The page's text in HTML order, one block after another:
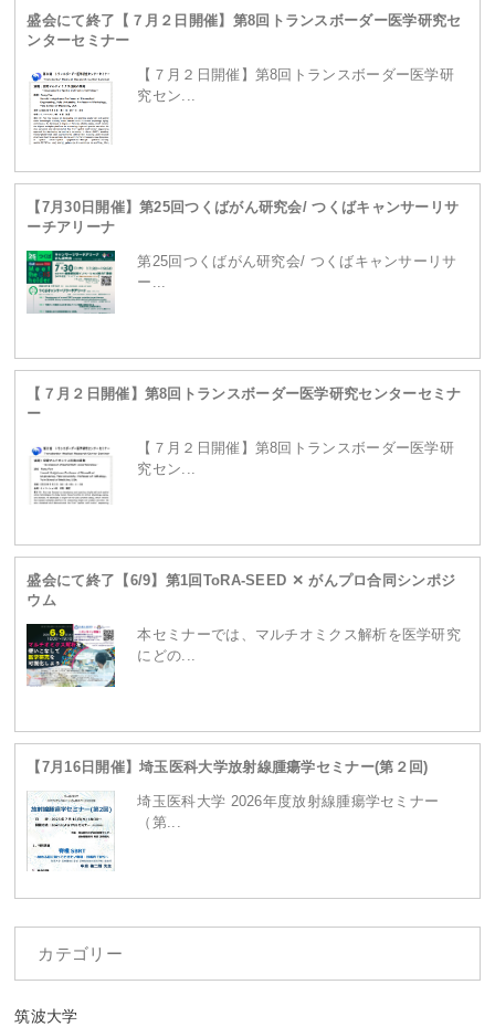
content/themes/site/header.phpon line229
Warning: Attempt to read property "term_id" on
null in/home/ganpro/kanto-
content/themes/site/header.php on line230
盛会にて終了【７月２日開催】第8回トランスボーダー医学研究セ
ンターセミナー
【７月２日開催】第8回トランスボーダー医学研
究セン...
【7月30日開催】第25回つくばがん研究会/ つくばキャンサーリサ
ーチアリーナ
第25回つくばがん研究会/ つくばキャンサーリサ
ー...
【７月２日開催】第8回トランスボーダー医学研究センターセミナ
ー
【７月２日開催】第8回トランスボーダー医学研
究セン...
盛会にて終了【6/9】第1回ToRA-SEED ✕ がんプロ合同シンポジ
ウム
本セミナーでは、マルチオミクス解析を医学研究
にどの...
【7月16日開催】埼玉医科大学放射線腫瘍学セミナー(第２回)
埼玉医科大学 2026年度放射線腫瘍学セミナー
（第...
カテゴリー
筑波大学